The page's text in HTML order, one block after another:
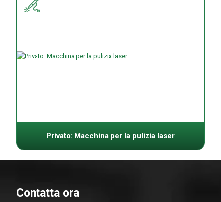
Privato: Macchina per la pulizia laser
Contatta ora